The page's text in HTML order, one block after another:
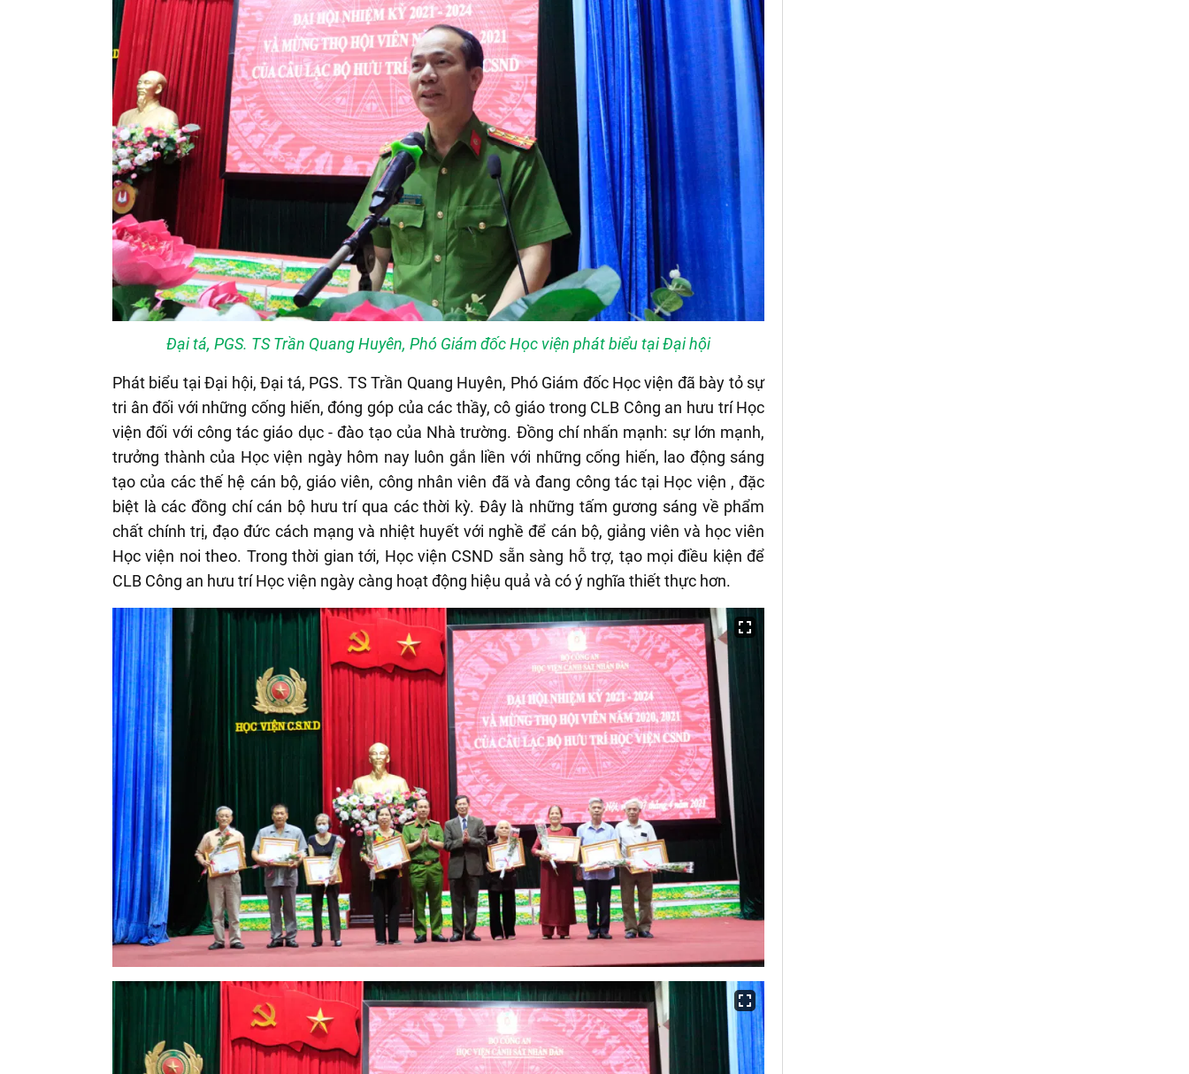
Đại tá, PGS. TS Trần Quang Huyên, Phó Giám đốc Học viện phát biểu tại Đại hội
Phát biểu tại Đại hội, Đại tá, PGS. TS Trần Quang Huyên, Phó Giám đốc Học viện đã bày tỏ sự
tri ân đối với những cống hiến, đóng góp của các thầy, cô giáo trong CLB Công an hưu trí Học
viện đối với công tác giáo dục - đào tạo của Nhà trường. Đồng chí nhấn mạnh: sự lớn mạnh,
trưởng thành của Học viện ngày hôm nay luôn gắn liền với những cống hiến, lao động sáng
tạo của các thế hệ cán bộ, giáo viên, công nhân viên đã và đang công tác tại Học viện , đặc
biệt là các đồng chí cán bộ hưu trí qua các thời kỳ. Đây là những tấm gương sáng về phẩm
chất chính trị, đạo đức cách mạng và nhiệt huyết với nghề để cán bộ, giảng viên và học viên
Học viện noi theo. Trong thời gian tới, Học viện CSND sẵn sàng hỗ trợ, tạo mọi điều kiện để
CLB Công an hưu trí Học viện ngày càng hoạt động hiệu quả và có ý nghĩa thiết thực hơn.